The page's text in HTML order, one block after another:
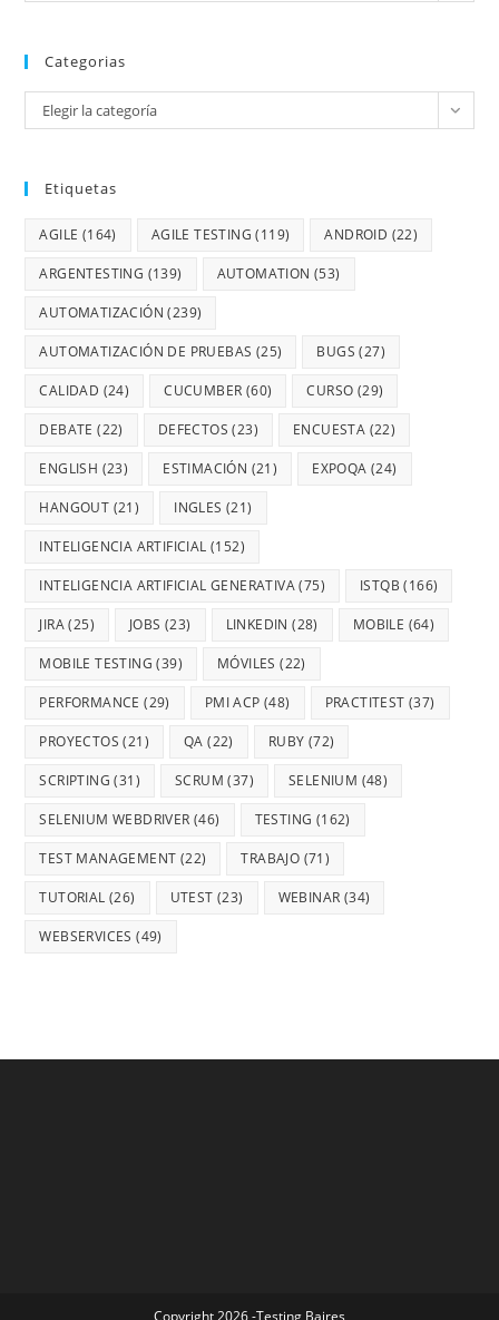
Categorias
Elegir la categoría
Etiquetas
AGILE (164) AGILE TESTING (119) ANDROID (22)
ARGENTESTING (139) AUTOMATION (53)
AUTOMATIZACIÓN (239)
AUTOMATIZACIÓN DE PRUEBAS (25) BUGS (27)
CALIDAD (24) CUCUMBER (60) CURSO (29)
DEBATE (22) DEFECTOS (23) ENCUESTA (22)
ENGLISH (23) ESTIMACIÓN (21) EXPOQA (24)
HANGOUT (21) INGLES (21)
INTELIGENCIA ARTIFICIAL (152)
INTELIGENCIA ARTIFICIAL GENERATIVA(75) ISTQB (166)
JIRA(25) JOBS (23) LINKEDIN (28) MOBILE (64)
MOBILE TESTING (39) MÓVILES (22)
PERFORMANCE (29) PMI ACP (48) PRACTITEST (37)
PROYECTOS (21) QA (22) RUBY (72)
SCRIPTING (31) SCRUM (37) SELENIUM (48)
SELENIUM WEBDRIVER (46) TESTING (162)
TEST MANAGEMENT (22) TRABAJO (71)
TUTORIAL (26) UTEST (23) WEBINAR (34)
WEBSERVICES (49)